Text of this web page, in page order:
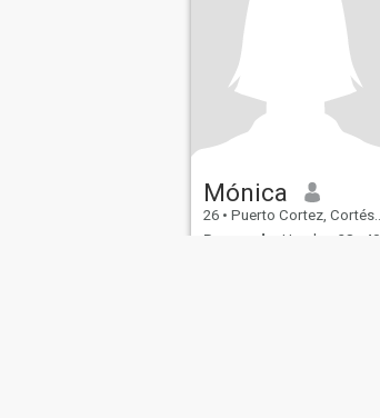
Mónica
26 • Puerto Cortez, Cortés, Honduras
Buscando:
Hombre 28 - 40